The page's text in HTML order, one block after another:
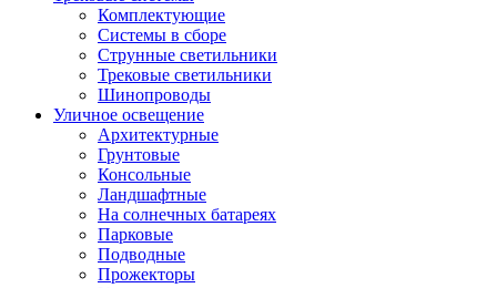
Комплектующие
Системы в сборе
Струнные светильники
Трековые светильники
Шинопроводы
Уличное освещение
Архитектурные
Грунтовые
Консольные
Ландшафтные
На солнечных батареях
Парковые
Подводные
Прожекторы